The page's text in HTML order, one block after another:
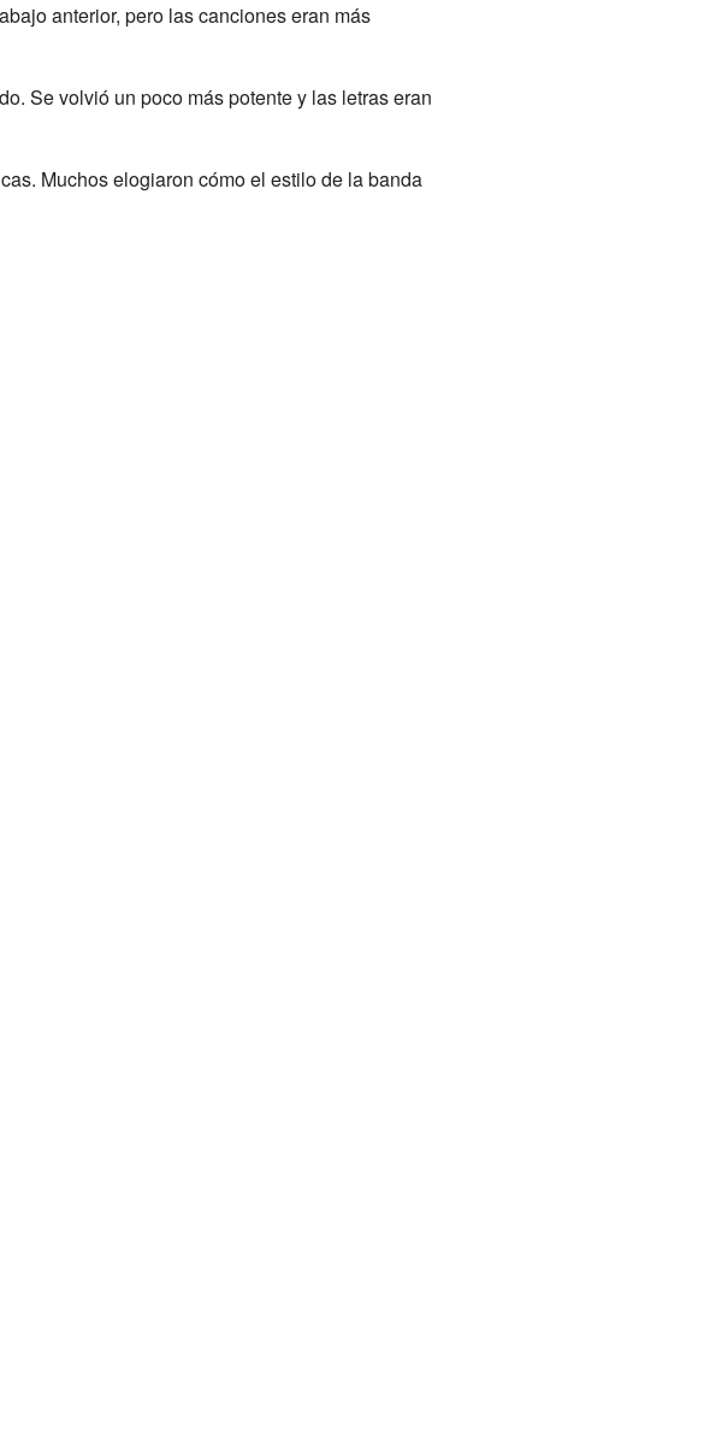
anterior, pero las canciones eran más
Se volvió un poco más potente y las letras eran
Muchos elogiaron cómo el estilo de la banda